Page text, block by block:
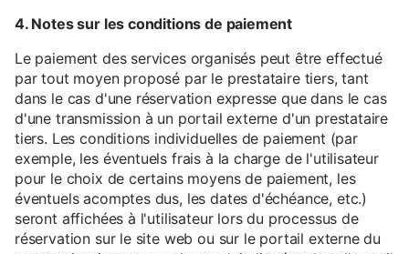
4. Notes sur les conditions de paiement
Le paiement des services organisés peut être effectué
par tout moyen proposé par le prestataire tiers, tant
dans le cas d'une réservation expresse que dans le cas
d'une transmission à un portail externe d'un prestataire
tiers. Les conditions individuelles de paiement (par
exemple, les éventuels frais à la charge de l'utilisateur
pour le choix de certains moyens de paiement, les
éventuels acomptes dus, les dates d'échéance, etc.)
seront affichées à l'utilisateur lors du processus de
réservation sur le site web ou sur le portail externe du